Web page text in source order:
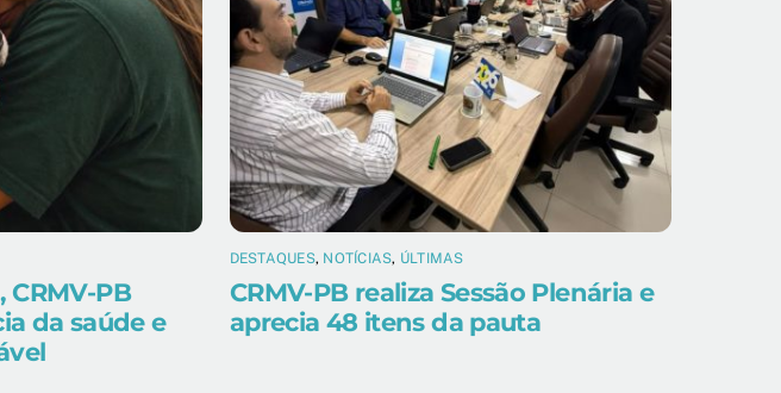
CRMV-PB
da saúde e
DESTAQUES, NOTÍCIAS, ÚLTIMAS
CRMV-PB realiza Sessão Plenária e
aprecia 48 itens da pauta